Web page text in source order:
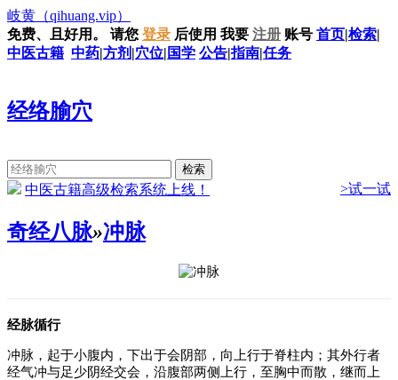
岐黄 （qihuang.vip）
免费、且好用。
请您 登录 后使用 我要 注册 账号 首页|检索|
中医古籍 中药|方剂 |穴位| 国学 公告|指南|任务
经络腧穴
中医古籍高级检索系统上线！ >试一试
奇经八脉»冲脉
经脉循行
冲脉，起于小腹内，下出于会阴部，向上行于脊柱内；其外行者
经气冲与足少阴经交会，沿腹部两侧上行，至胸中而散，继而上